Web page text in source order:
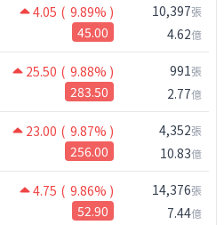
4.05 ( 9.89% )
45.00
10,397張
4.62億
25.50 ( 9.88% )
283.50
991張
2.77億
23.00 ( 9.87% )
256.00
4,352張
10.83億
4.75 ( 9.86% )
52.90
14,376張
7.44億